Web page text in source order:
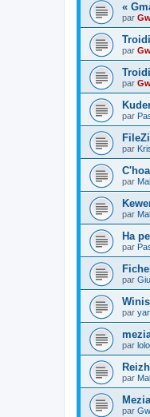
«
par
par
par
par
par
par
par
Ha
par
par
par
par lolo
par
par